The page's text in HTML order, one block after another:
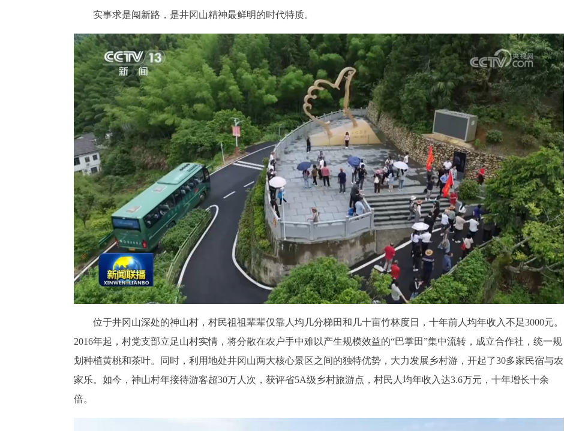
实事求是闯新路，是井冈山精神最鲜明的时代特质。
位于井冈山深处的神山村，村民祖祖辈辈仅靠人均几分梯田和几十亩竹林度日，十年前人均年收入不足3000元。
2016年起，村党支部立足山村实情，将分散在农户手中难以产生规模效益的“巴掌田”集中流转，成立合作社，统一规
划种植黄桃和茶叶。同时，利用地处井冈山两大核心景区之间的独特优势，大力发展乡村游，开起了30多家民宿与农
家乐。如今，神山村年接待游客超30万人次，获评省5A级乡村旅游点，村民人均年收入达3.6万元，十年增长十余
倍。